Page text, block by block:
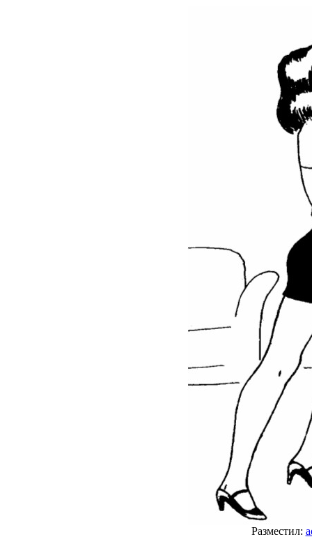
Разместил: